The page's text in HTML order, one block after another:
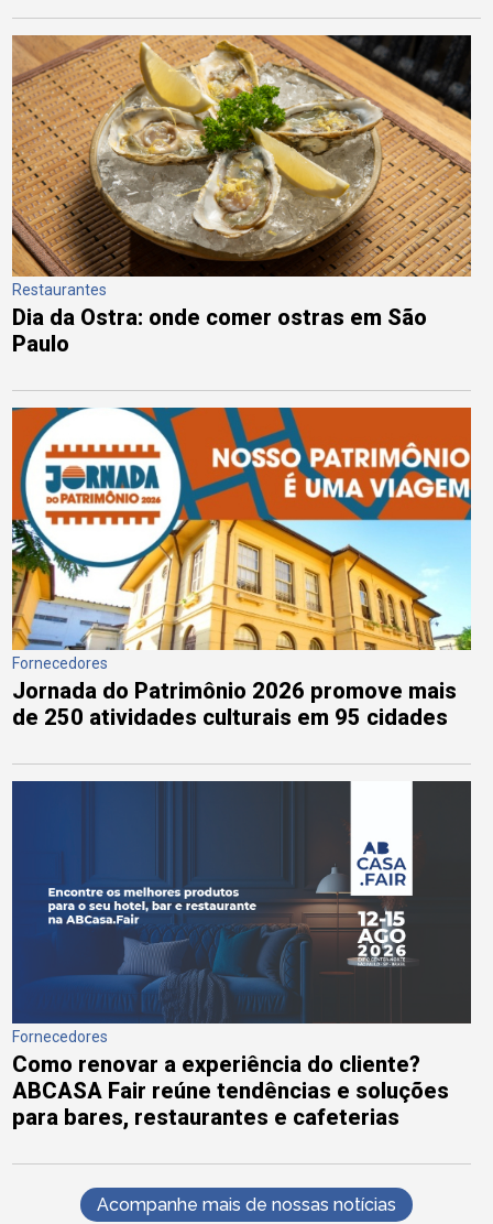
Restaurantes
Dia da Ostra: onde comer ostras em São
Paulo
Fornecedores
Jornada do Patrimônio 2026 promove mais
de 250 atividades culturais em 95 cidades
Fornecedores
Como renovar a experiência do cliente?
ABCASA Fair reúne tendências e soluções
para bares, restaurantes e cafeterias
Acompanhe mais de nossas notícias